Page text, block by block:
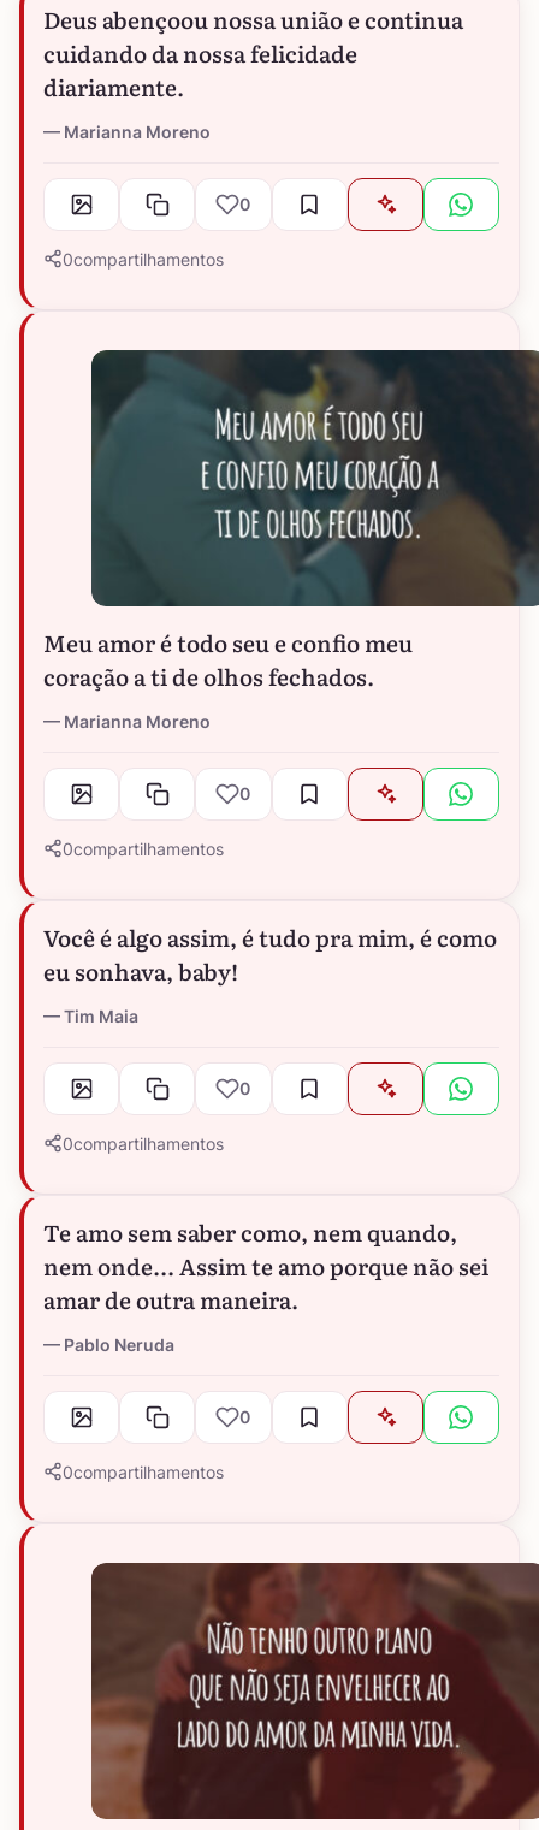
Deus abençoou nossa união e continua
cuidando da nossa felicidade
diariamente.
Marianna Moreno
0
0compartilhamentos
Meu amor é todo seu e confio meu
coração a ti de olhos fechados.
Marianna Moreno
0
0compartilhamentos
Você é algo assim, é tudo pra mim, é como
eu sonhava, baby!
Tim Maia
0
0compartilhamentos
Te amo sem saber como, nem quando,
nem onde... Assim te amo porque não sei
amar de outra maneira.
Pablo Neruda
0
0compartilhamentos